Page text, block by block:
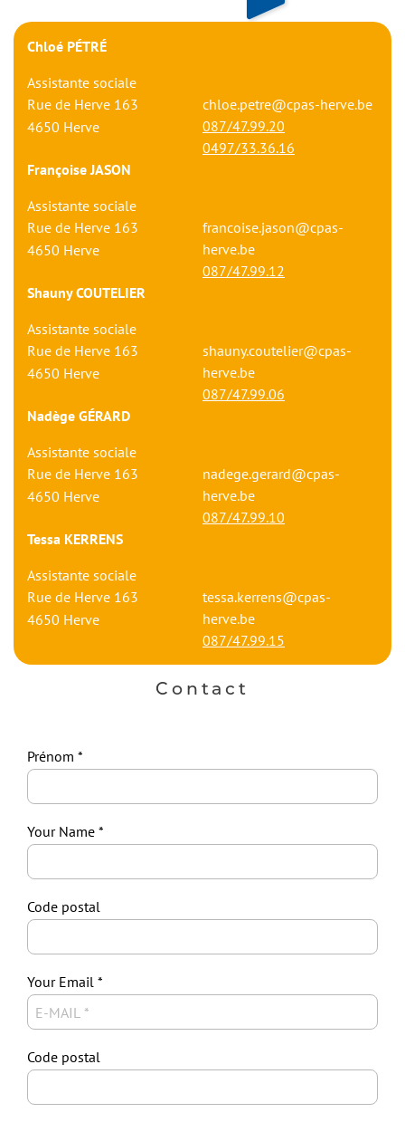
Chloé PÉTRÉ
Assistante sociale
Rue de Herve 163
4650 Herve
chloe.petre@cpas-herve.be
087/47.99.20
0497/33.36.16
Françoise JASON
Assistante sociale
Rue de Herve 163
4650 Herve
francoise.jason@cpas-
herve.be
087/47.99.12
Shauny COUTELIER
Assistante sociale
Rue de Herve 163
4650 Herve
shauny.coutelier@cpas-
herve.be
087/47.99.06
Nadège GÉRARD
Assistante sociale
Rue de Herve 163
4650 Herve
nadege.gerard@cpas-
herve.be
087/47.99.10
Tessa KERRENS
Assistante sociale
Rue de Herve 163
4650 Herve
tessa.kerrens@cpas-
herve.be
087/47.99.15
Contact
Prénom
Your Name
Code postal
Your Email
Code postal